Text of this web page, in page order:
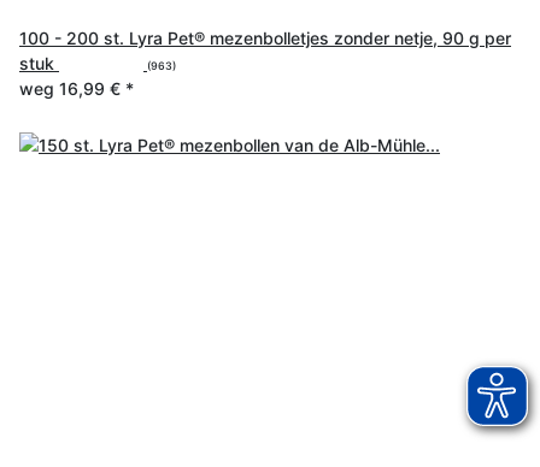
100 - 200 st. Lyra Pet® mezenbolletjes zonder netje, 90 g per
stuk
(963)
weg 16,99 € *